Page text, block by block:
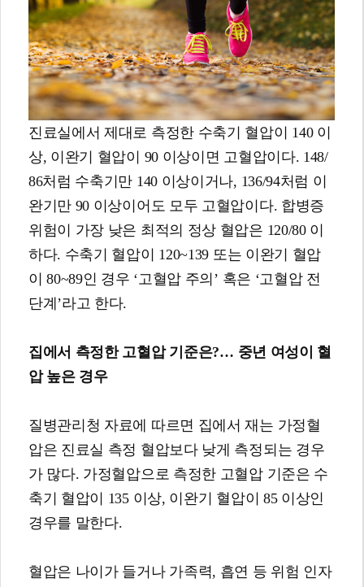
진료실에서 제대로 측정한 수축기 혈압이 140 이
상, 이완기 혈압이 90 이상이면 고혈압이다. 148/
86처럼 수축기만 140 이상이거나, 136/94처럼 이
완기만 90 이상이어도 모두 고혈압이다. 합병증
위험이 가장 낮은 최적의 정상 혈압은 120/80 이
하다. 수축기 혈압이 120~139 또는 이완기 혈압
이 80~89인 경우 ‘고혈압 주의’ 혹은 ‘고혈압 전
단계’라고 한다.
집에서 측정한 고혈압 기준은?… 중년 여성이 혈
압 높은 경우
질병관리청 자료에 따르면 집에서 재는 가정혈
압은 진료실 측정 혈압보다 낮게 측정되는 경우
가 많다. 가정혈압으로 측정한 고혈압 기준은 수
축기 혈압이 135 이상, 이완기 혈압이 85 이상인
경우를 말한다.
혈압은 나이가 들거나 가족력, 흡연 등 위험 인자